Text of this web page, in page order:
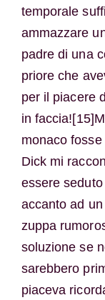
temporale
ammazzare
padre di una
priore che
per il piacere
in
monaco
Dick mi
essere
accanto ad
zuppa
soluzione se
sarebbero
piaceva